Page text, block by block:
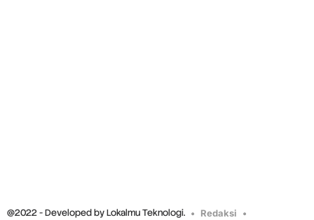
@2022 - Developed by Lokalmu Teknologi.
Redaksi